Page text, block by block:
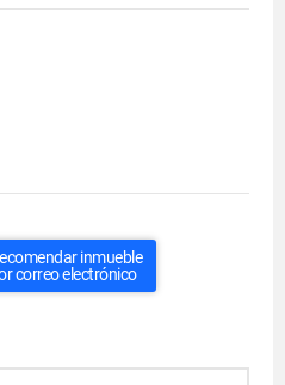
inmueble
correo electrónico